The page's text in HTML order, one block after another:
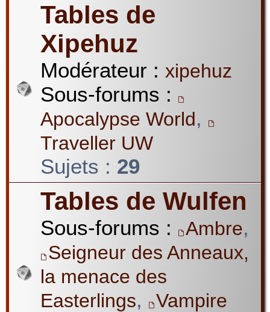
Tables de
Xipehuz
Modérateur : xipehuz
Sous-forums :
Apocalypse World,
Traveller UW
Sujets : 29
Tables de Wulfen
Sous-forums : Ambre,
Seigneur des Anneaux,
la menace des
Easterlings,
Vampire